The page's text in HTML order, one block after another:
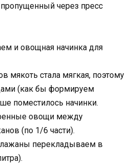
через пресс
и овощная начинка для
мякоть стала мягкая, поэтому
(как бы формируем
поместилось начинки.
овощи между
(по 1/6 части).
перекладываем в